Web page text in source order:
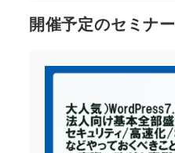
開催予定のセミナー